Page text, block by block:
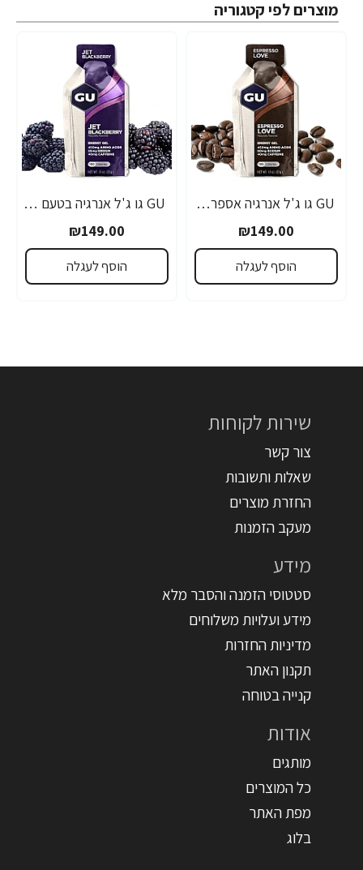
מוצרים לפי קטגוריה
GU גו ג'ל אנרגיה אספרסו 32 גרם - 24 יחידות
₪149.00
הוסף לעגלה
GU גו ג'ל אנרגיה בטעם פטל שחור 32 גרם - 24 יחידות
₪149.00
הוסף לעגלה
שירות לקוחות
צור קשר
שאלות ותשובות
החזרת מוצרים
מעקב הזמנות
מידע
סטטוסי הזמנה והסבר מלא
מידע ועלויות משלוחים
מדיניות החזרות
תקנון האתר
קנייה בטוחה
אודות
מותגים
כל המוצרים
מפת האתר
בלוג